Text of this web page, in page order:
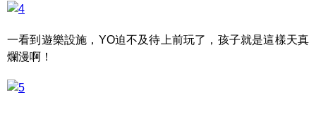
一看到遊樂設施，YO迫不及待上前玩了，孩子就是這樣天真
爛漫啊！